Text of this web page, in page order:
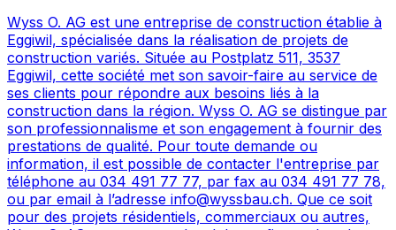
Wyss O. AG est une entreprise de construction établie à
Eggiwil, spécialisée dans la réalisation de projets de
construction variés. Située au Postplatz 511, 3537
Eggiwil, cette société met son savoir-faire au service de
ses clients pour répondre aux besoins liés à la
construction dans la région. Wyss O. AG se distingue par
son professionnalisme et son engagement à fournir des
prestations de qualité. Pour toute demande ou
information, il est possible de contacter l'entreprise par
téléphone au 034 491 77 77, par fax au 034 491 77 78,
ou par email à l’adresse info@wyssbau.ch. Que ce soit
pour des projets résidentiels, commerciaux ou autres,